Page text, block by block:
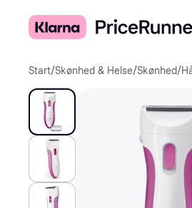
Start/Skønhed & Helse/Skønhed/